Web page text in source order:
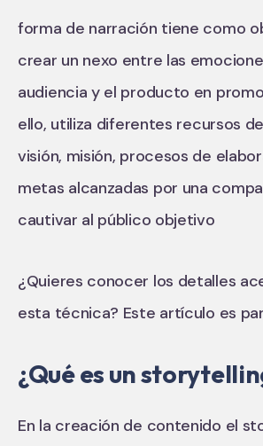
forma de narración tiene como
crear un nexo entre las
audiencia y el producto en
ello, utiliza diferentes recursos
visión, misión, procesos de
metas alcanzadas por una
cautivar al público objetivo
¿Quieres conocer los detalles
esta técnica? Este artículo es
¿Qué es un
En la creación de contenido el